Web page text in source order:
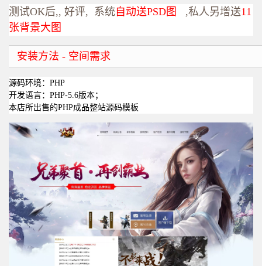
测试OK后,, 好评, 系统 自动送PSD图 ,私人另增送11
张背景大图
安装方法 - 空间需求
源码环境：PHP
开发语言：PHP-5.6版本；
本店所出售的PHP成品整站源码模板